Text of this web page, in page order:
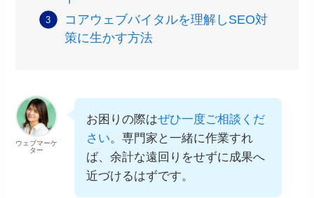
コアウェブバイタルを理解しSEO対
策に生かす方法
ウェブマーケ
ター
お困りの際はぜひ一度ご相談くだ
さい。専門家と一緒に作業すれ
ば、余計な遠回りをせずに成果へ
近づけるはずです。